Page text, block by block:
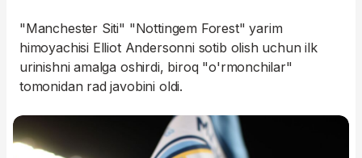
"Manchester Siti" "Nottingem Forest" yarim
himoyachisi Elliot Andersonni sotib olish uchun ilk
urinishni amalga oshirdi, biroq "o'rmonchilar"
tomonidan rad javobini oldi.